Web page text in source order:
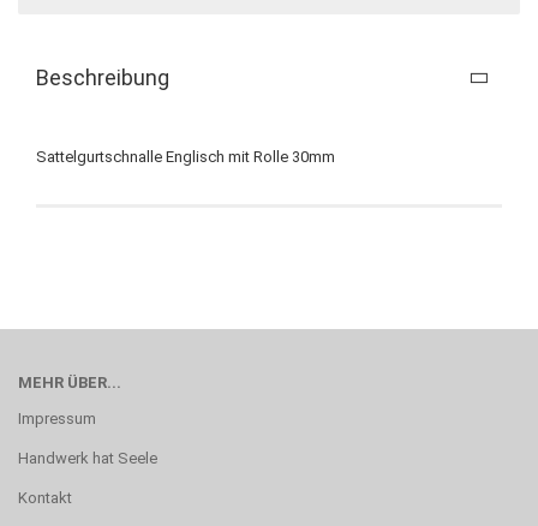
Beschreibung
Sattelgurtschnalle Englisch mit Rolle 30mm
MEHR ÜBER...
Impressum
Handwerk hat Seele
Kontakt